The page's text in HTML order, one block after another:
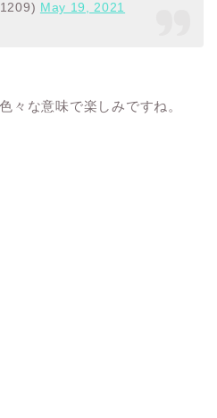
May 19, 2021
々な意味で楽しみですね。